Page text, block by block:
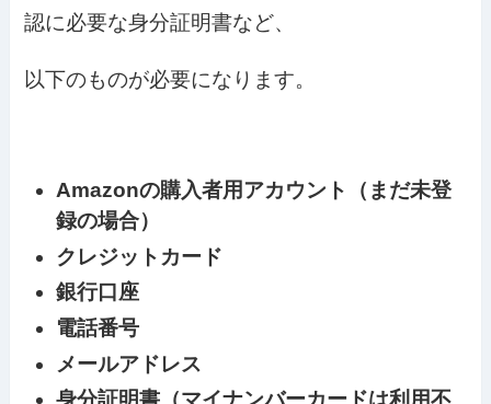
認に必要な身分証明書など、
以下のものが必要になります。
Amazonの購入者用アカウント（まだ未登
録の場合）
クレジットカード
銀行口座
電話番号
メールアドレス